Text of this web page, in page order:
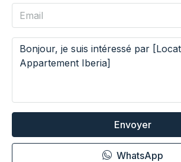
Envoyer
WhatsApp